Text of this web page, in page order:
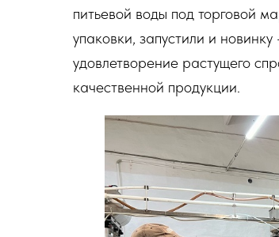
питьевой воды под торговой
упаковки, запустили и
удовлетворение растущего
качественной продукции.